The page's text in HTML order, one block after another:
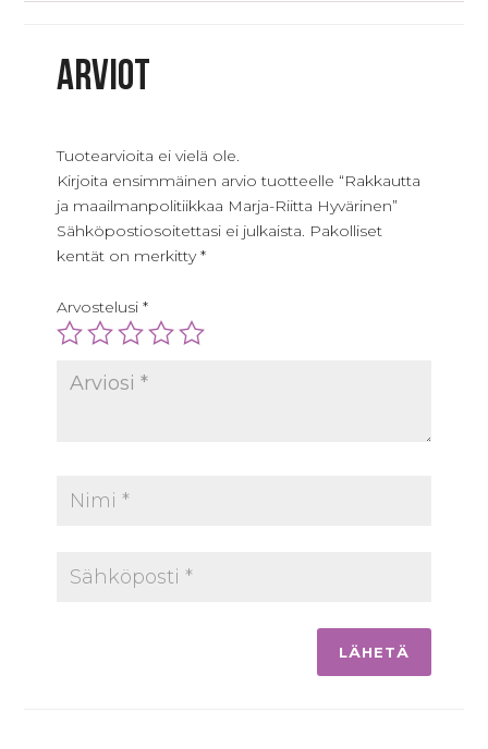
Arviot
Tuotearvioita ei vielä ole.
Kirjoita ensimmäinen arvio tuotteelle “Rakkautta
ja maailmanpolitiikkaa Marja-Riitta Hyvärinen”
Sähköpostiosoitettasi ei julkaista. Pakolliset
kentät on merkitty*
Arvostelusi*